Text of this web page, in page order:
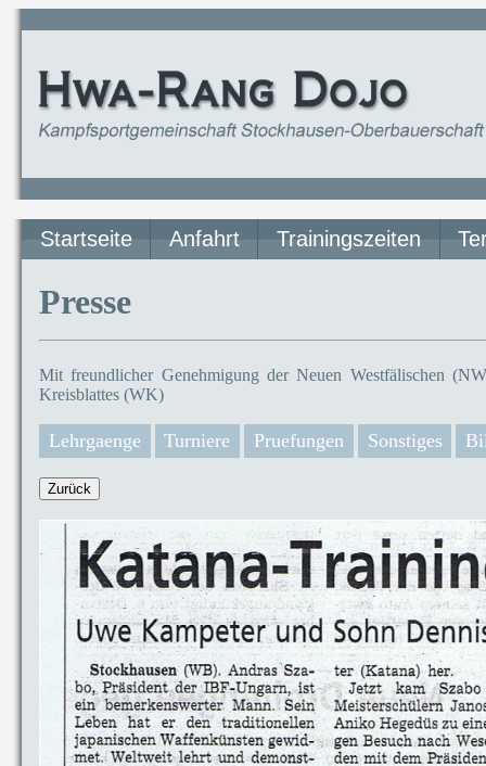
Startseite Anfahrt Trainingszeiten
Presse
Mit freundlicher Genehmigung der Neuen Westfälischen
Kreisblattes (WK)
Lehrgaenge Turniere Pruefungen Sonstiges